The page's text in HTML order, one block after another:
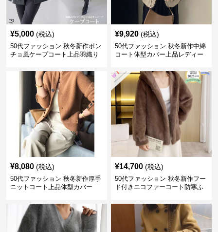
¥5,000 (税込)
50代ファッション 秋冬新作ポン
チョ風ケープコート上品羽織り
¥9,920 (税込)
50代ファッション 秋冬新作中綿
コート体型カバー上品レディー
¥8,080 (税込)
50代ファッション 秋冬新作厚手
ニットコート上品体型カバー
¥14,700 (税込)
50代ファッション 秋冬新作フー
ド付きエコファーコート防寒ふ